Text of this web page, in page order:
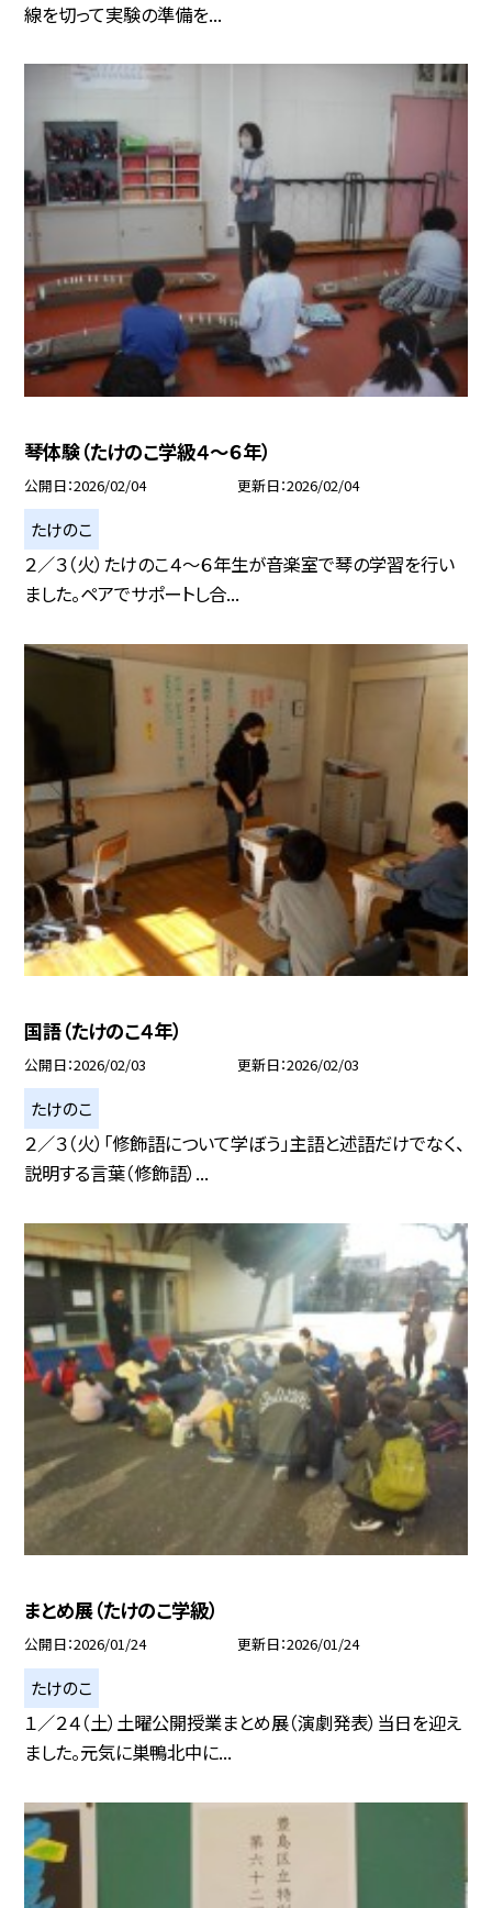
線を切って実験の準備を...
琴体験（たけのこ学級４～６年）
公開日 2026/02/04 更新日 2026/02/04
たけのこ
２／３（火）たけのこ４～６年生が音楽室で琴の学習を行い
ました。ペアでサポートし合...
国語（たけのこ４年）
公開日 2026/02/03 更新日 2026/02/03
たけのこ
２／３（火）「修飾語について学ぼう」主語と述語だけでなく、
説明する言葉（修飾語）...
まとめ展（たけのこ学級）
公開日 2026/01/24 更新日 2026/01/24
たけのこ
１／２４（土）土曜公開授業まとめ展（演劇発表）当日を迎え
ました。元気に巣鴨北中に...